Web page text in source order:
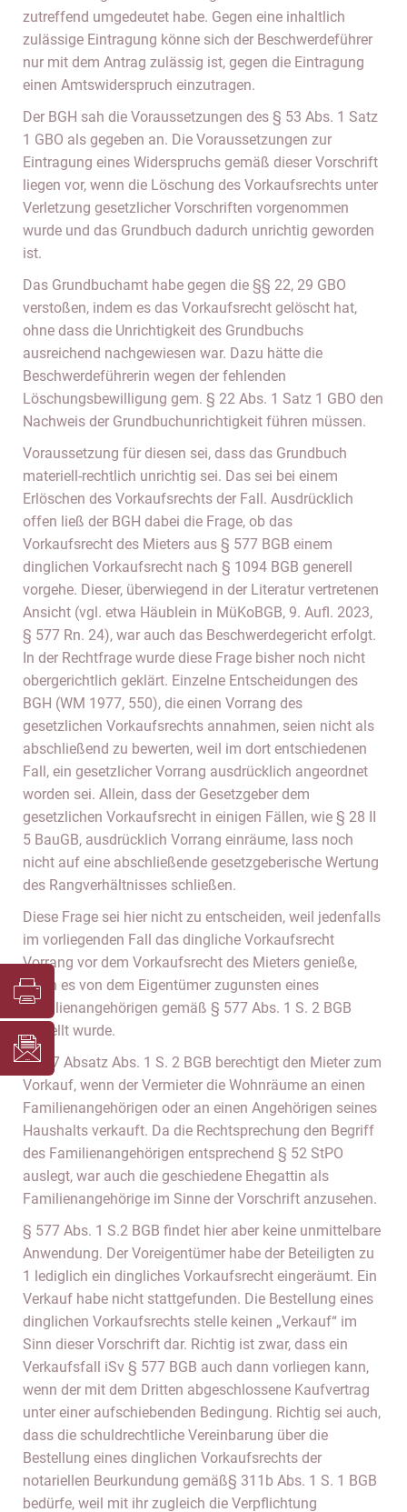
zutreffend umgedeutet habe. Gegen eine inhaltlich
zulässige Eintragung könne sich der Beschwerdeführer
nur mit dem Antrag zulässig ist, gegen die Eintragung
einen Amtswiderspruch einzutragen.
Der BGH sah die Voraussetzungen des § 53 Abs. 1 Satz
1 GBO als gegeben an. Die Voraussetzungen zur
Eintragung eines Widerspruchs gemäß dieser Vorschrift
liegen vor, wenn die Löschung des Vorkaufsrechts unter
Verletzung gesetzlicher Vorschriften vorgenommen
wurde und das Grundbuch dadurch unrichtig geworden
ist.
Das Grundbuchamt habe gegen die §§ 22, 29 GBO
verstoßen, indem es das Vorkaufsrecht gelöscht hat,
ohne dass die Unrichtigkeit des Grundbuchs
ausreichend nachgewiesen war. Dazu hätte die
Beschwerdeführerin wegen der fehlenden
Löschungsbewilligung gem. § 22 Abs. 1 Satz 1 GBO den
Nachweis der Grundbuchunrichtigkeit führen müssen.
Voraussetzung für diesen sei, dass das Grundbuch
materiell-rechtlich unrichtig sei. Das sei bei einem
Erlöschen des Vorkaufsrechts der Fall. Ausdrücklich
offen ließ der BGH dabei die Frage, ob das
Vorkaufsrecht des Mieters aus § 577 BGB einem
dinglichen Vorkaufsrecht nach § 1094 BGB generell
vorgehe. Dieser, überwiegend in der Literatur vertretenen
Ansicht (vgl. etwa Häublein in MüKoBGB, 9. Aufl. 2023,
§ 577 Rn. 24), war auch das Beschwerdegericht erfolgt.
In der Rechtfrage wurde diese Frage bisher noch nicht
obergerichtlich geklärt. Einzelne Entscheidungen des
BGH (WM 1977, 550), die einen Vorrang des
gesetzlichen Vorkaufsrechts annahmen, seien nicht als
abschließend zu bewerten, weil im dort entschiedenen
Fall, ein gesetzlicher Vorrang ausdrücklich angeordnet
worden sei. Allein, dass der Gesetzgeber dem
gesetzlichen Vorkaufsrecht in einigen Fällen, wie § 28 II
5 BauGB, ausdrücklich Vorrang einräume, lass noch
nicht auf eine abschließende gesetzgeberische Wertung
des Rangverhältnisses schließen.
Diese Frage sei hier nicht zu entscheiden, weil jedenfalls
im vorliegenden Fall das dingliche Vorkaufsrecht
Vorrang vor dem Vorkaufsrecht des Mieters genieße,
wenn es von dem Eigentümer zugunsten eines
Familienangehörigen gemäß § 577 Abs. 1 S. 2 BGB
bestellt wurde.
§ 577 Absatz Abs. 1 S. 2 BGB berechtigt den Mieter zum
Vorkauf, wenn der Vermieter die Wohnräume an einen
Familienangehörigen oder an einen Angehörigen seines
Haushalts verkauft. Da die Rechtsprechung den Begriff
des Familienangehörigen entsprechend § 52 StPO
auslegt, war auch die geschiedene Ehegattin als
Familienangehörige im Sinne der Vorschrift anzusehen.
§ 577 Abs. 1 S.2 BGB findet hier aber keine unmittelbare
Anwendung. Der Voreigentümer habe der Beteiligten zu
1 lediglich ein dingliches Vorkaufsrecht eingeräumt. Ein
Verkauf habe nicht stattgefunden. Die Bestellung eines
dinglichen Vorkaufsrechts stelle keinen „Verkauf“ im
Sinn dieser Vorschrift dar. Richtig ist zwar, dass ein
Verkaufsfall iSv § 577 BGB auch dann vorliegen kann,
wenn der mit dem Dritten abgeschlossene Kaufvertrag
unter einer aufschiebenden Bedingung. Richtig sei auch,
dass die schuldrechtliche Vereinbarung über die
Bestellung eines dinglichen Vorkaufsrechts der
notariellen Beurkundung gemäß§ 311b Abs. 1 S. 1 BGB
bedürfe, weil mit ihr zugleich die Verpflichtung